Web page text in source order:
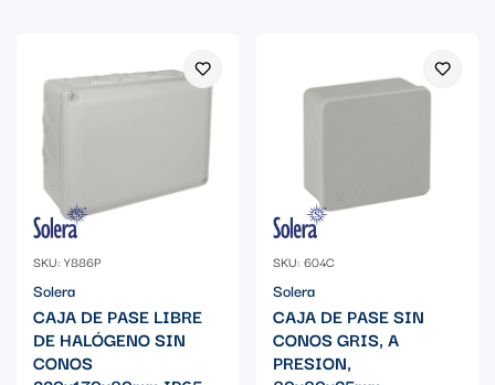
SKU: Y886P
Solera
CAJA DE PASE LIBRE
DE HALÓGENO SIN
CONOS
SKU: 604C
Solera
CAJA DE PASE SIN
CONOS GRIS, A
PRESION,